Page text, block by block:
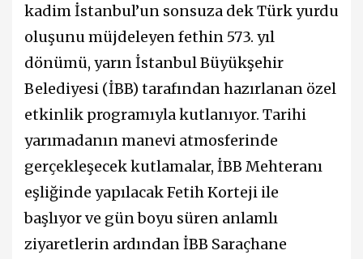
kadim İstanbul’un sonsuza dek Türk yurdu
oluşunu müjdeleyen fethin 573. yıl
dönümü, yarın İstanbul Büyükşehir
Belediyesi (İBB) tarafından hazırlanan özel
etkinlik programıyla kutlanıyor. Tarihi
yarımadanın manevi atmosferinde
gerçekleşecek kutlamalar, İBB Mehteranı
eşliğinde yapılacak Fetih Korteji ile
başlıyor ve gün boyu süren anlamlı
ziyaretlerin ardından İBB Saraçhane